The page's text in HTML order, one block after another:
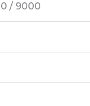
/ 9000